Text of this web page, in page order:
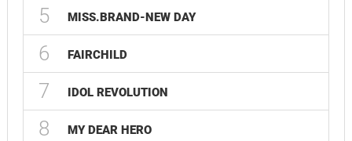
5 MISS.BRAND-NEW DAY
6 FAIRCHILD
7 IDOL REVOLUTION
8 MY DEAR HERO